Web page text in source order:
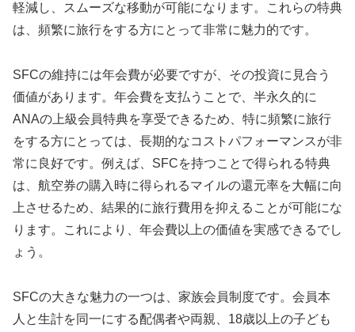
軽減し、スムーズな移動が可能になります。これらの特典
は、頻繁に旅行をする方にとって非常に魅力的です。
SFCの維持には年会費が必要ですが、その投資に見合う
価値があります。年会費を支払うことで、半永久的に
ANAの上級会員特典を享受できるため、特に頻繁に旅行
をする方にとっては、長期的なコストパフォーマンスが非
常に良好です。例えば、SFCを持つことで得られる特典
は、航空券の購入時に得られるマイルの還元率を大幅に向
上させるため、結果的に旅行費用を抑えることが可能にな
ります。これにより、年会費以上の価値を実感できるでし
ょう。
SFCの大きな魅力の一つは、家族会員制度です。会員本
人と生計を同一にする配偶者や両親、18歳以上の子ども